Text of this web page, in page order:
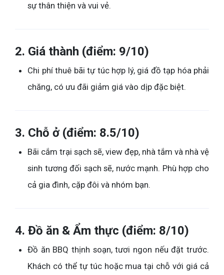
sự thân thiện và vui vẻ.
2. Giá thành (điểm: 9/10)
Chi phí thuê bãi tự túc hợp lý, giá đồ tạp hóa phải
chăng, có ưu đãi giảm giá vào dịp đặc biệt.
3. Chỗ ở (điểm: 8.5/10)
Bãi cắm trại sạch sẽ, view đẹp, nhà tắm và nhà vệ
sinh tương đối sạch sẽ, nước mạnh. Phù hợp cho
cả gia đình, cặp đôi và nhóm bạn.
4. Đồ ăn & Ẩm thực (điểm: 8/10)
Đồ ăn BBQ thịnh soạn, tươi ngon nếu đặt trước.
Khách có thể tự túc hoặc mua tại chỗ với giá cả